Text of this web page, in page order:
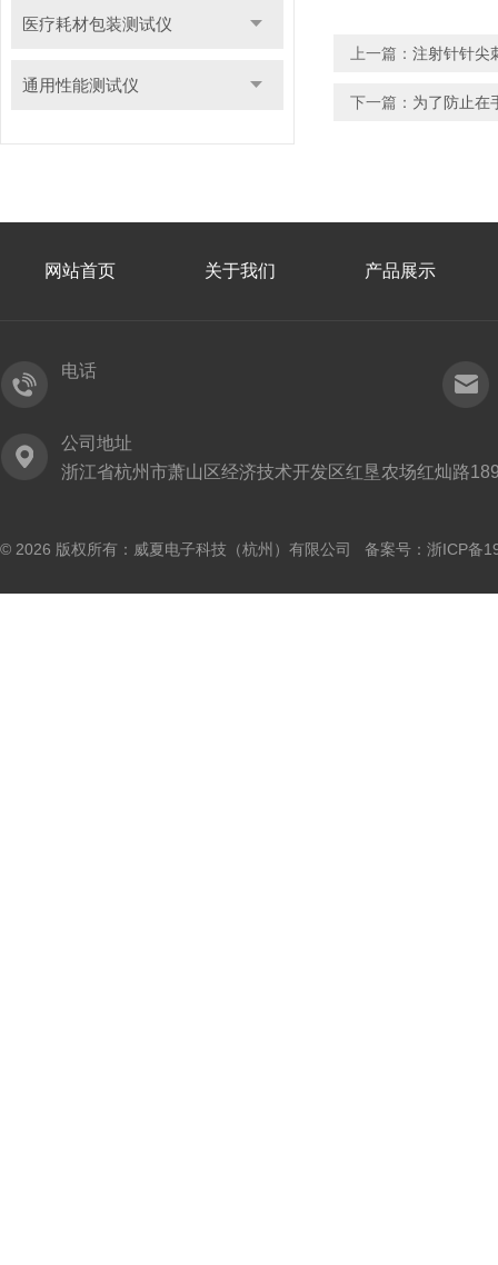
医疗耗材包装测试仪
通用性能测试仪
上一篇： 注射针针尖
下一篇： 为了防止在
网站首页 关于我们 产品展示
电话
公司地址
浙江省杭州市萧山区经济技术开发区红垦农场红灿路
© 2026 版权所有：威夏电子科技（杭州）有限公司 备案号： 浙ICP备